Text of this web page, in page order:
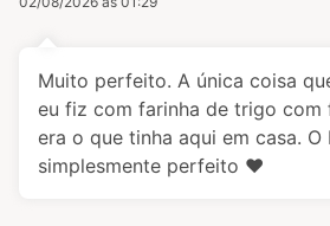
Muito perfeito. A única coisa
eu fiz com farinha de trigo com
era o que tinha aqui em casa.
simplesmente perfeito ❤️